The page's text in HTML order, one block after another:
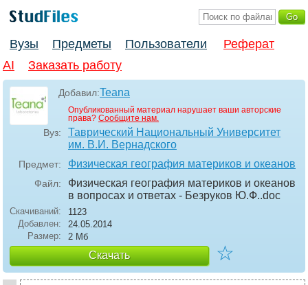
Вузы Предметы Пользователи
Реферат
AI
Заказать работу
Добавил:Teana
Опубликованный материал нарушает ваши авторские
права? Сообщите нам.
Вуз:
Таврический Национальный Университет
им. В.И. Вернадского
Предмет: Физическая география материков и океанов
Файл:
Физическая география материков и океанов
в вопросах и ответах - Безруков Ю.Ф..doc
Скачиваний:
1123
Добавлен:
24.05.2014
Размер:
2 Мб
Скачать ☆